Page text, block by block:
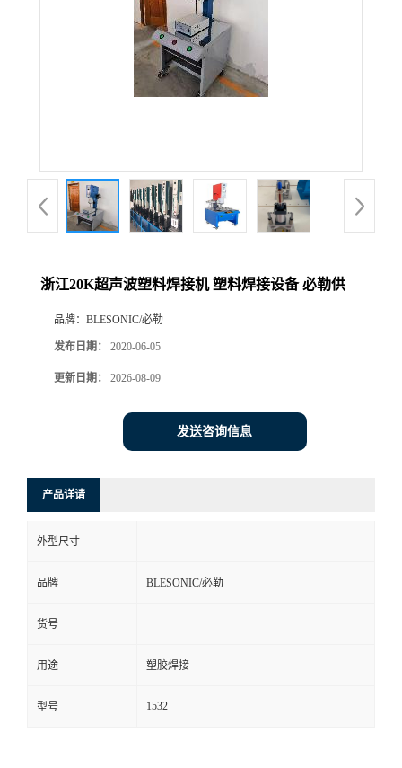
浙江20K超声波塑料焊接机 塑料焊接设备 必勒供
品牌： BLESONIC/必勒
发布日期： 2020-06-05
更新日期： 2026-08-09
发送咨询信息
产品详请
外型尺寸
品牌 BLESONIC/必勒
货号
用途 塑胶焊接
型号 1532